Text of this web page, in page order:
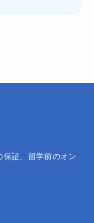
証、留学前のオン